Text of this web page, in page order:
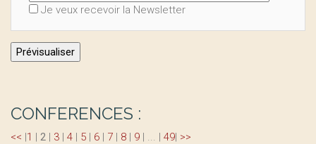
Je veux recevoir la Newsletter
CONFERENCES :
<< |1 | 2 | 3 | 4 | 5 | 6 | 7 | 8 | 9 | ... | 49| >>